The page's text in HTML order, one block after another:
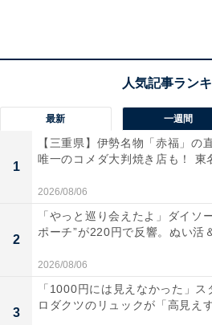
す。一方の「受ける力」は、自
あるいは速やかに沈静化に向か
じさせる力のことです。
業績を進展させ企業を成長させ
「攻める力」に長け、大臣クラ
つめる多く政治家もまた同じで
れ替わり受けに回った途端、一
塗れてしまう人も多いのです。
名リーダーたる重要要件はこの
最新 一週間
1
【三重県】伊勢名物「赤福」の
唯一のコメダ大判焼き店も！ 東
2026/08/06
2
「やっと巡り会えたよ」ダイソ
ポーチ”が220円で反響。ぬい活
2026/08/06
3
「1000円には見えなかった」
ロダクツのリュックが「高見え